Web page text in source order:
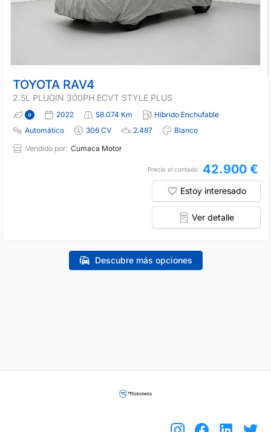
TOYOTA RAV4
2.5L PLUGIN 300PH ECVT STYLE PLUS
2022 58.074 Km
Híbrido Enchufable
Automático
306 CV 2.487
Blanco
Vendido por: Cumaca Motor
Precio al contado 42.900 €
Estoy interesado
Ver detalle
Descubre más opciones